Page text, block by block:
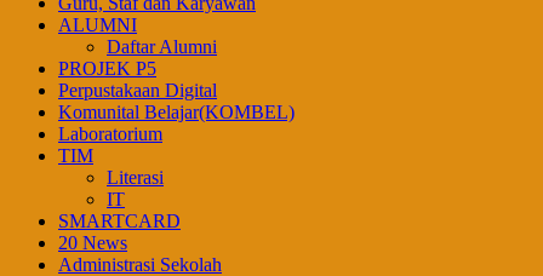
ALUMNI
Daftar Alumni
PROJEK P5
Perpustakaan Digital
Komunital Belajar(KOMBEL)
Laboratorium
TIM
Literasi
IT
SMARTCARD
20 News
Administrasi Sekolah